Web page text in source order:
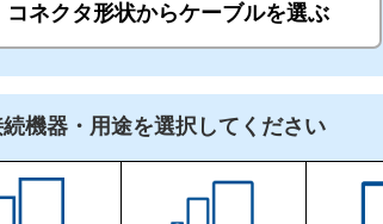
コネクタ形状からケーブルを選ぶ
機器・用途を選択してください